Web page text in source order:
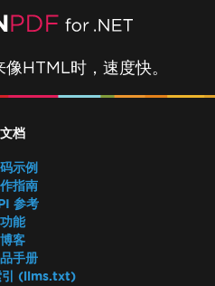
的大型输出文件
泄漏
声明
的超链接在PDF中打开于同一
HTML时，速度快。
文档
示例
指南
参考
功能
博客
手册
引 (llms.txt)